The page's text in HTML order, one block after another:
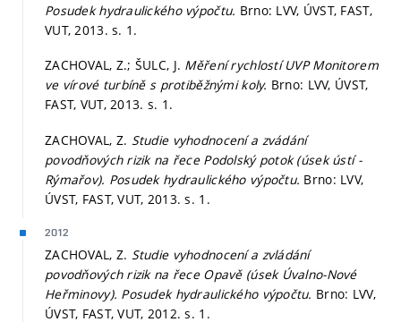
Posudek hydraulického výpočtu. Brno: LVV, ÚVST, FAST,
VUT, 2013.s. 1.
ZACHOVAL, Z.; ŠULC, J. Měření rychlostí UVP Monitorem
ve vírové turbíně s protiběžnými koly. Brno: LVV, ÚVST,
FAST, VUT, 2013. s. 1.
ZACHOVAL, Z. Studie vyhodnocení a zvádání
povodňových rizik na řece Podolský potok (úsek ústí -
Rýmařov). Posudek hydraulického výpočtu. Brno: LVV,
ÚVST, FAST, VUT, 2013.s. 1.
2012
ZACHOVAL, Z. Studie vyhodnocení a zvládání
povodňových rizik na řece Opavě (úsek Úvalno-Nové
Heřminovy). Posudek hydraulického výpočtu. Brno: LVV,
ÚVST, FAST, VUT, 2012.s. 1.